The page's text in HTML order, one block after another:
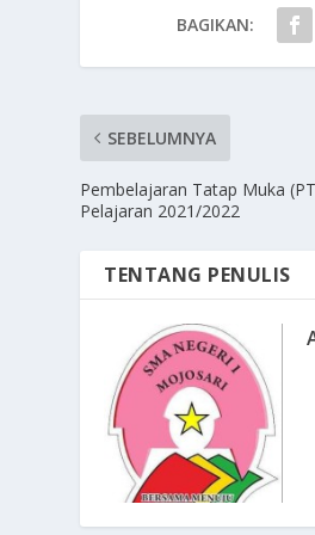
BAGIKAN:
SEBELUMNYA
Pembelajaran Tatap Muka
Pelajaran 2021/2022
TENTANG PENULIS